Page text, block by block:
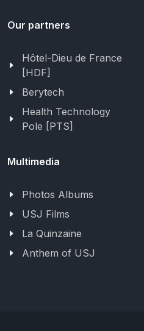
Our partners
Hôtel-Dieu de France
[HDF]
Berytech
Health Technology
Pole [PTS]
Multimedia
Photos Albums
USJ Films
La Quinzaine
Anthem of USJ